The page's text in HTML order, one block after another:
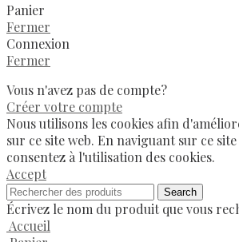
Panier
Fermer
Connexion
Fermer
Vous n'avez pas de compte?
Créer votre compte
Nous utilisons les cookies afin
sur ce site web. En naviguant sur ce
consentez à l'utilisation des cookies.
Accept
Search
Écrivez le nom du produit que vous
Accueil